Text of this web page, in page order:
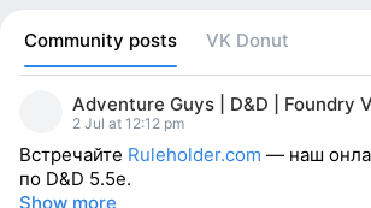
Community posts VK Donut
Adventure Guys | D&D | Foundry
post pinned
2 Jul at 12:12 pm
Встречайте Ruleholder.com — наш
по D&D 5.5e.
Show more